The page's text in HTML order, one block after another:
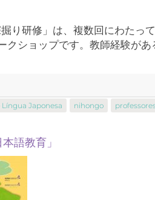
り研修 」 は、複数回にわたっ
クショップです。教師経験が
Língua Japonesa nihongo
語教育」